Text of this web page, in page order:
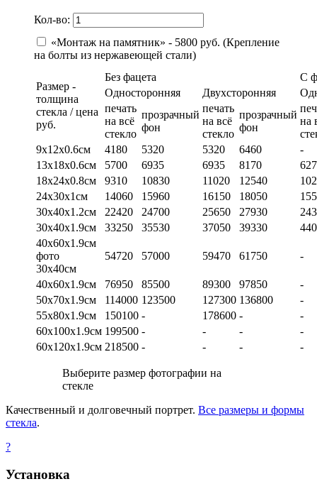
Кол-во:
«Монтаж на памятник» - 5800 руб. (Крепление
на болты из нержавеющей стали)
Размер -
толщина
стекла / цена
руб.
Без фацета
С
Односторонняя
Двухсторонняя
печать
на всё
стекло
прозрачный
фон
печать
на всё
стекло
прозрачный
фон
на
9х12х0.6см
4180 5320 5320 6460
-
13х18х0.6см
5700 6935 6935 8170
18х24х0.8см
9310 10830 11020 12540
24х30х1см
14060 15960 16150 18050
30х40х1.2см
22420 24700 25650 27930
30х40х1.9см
33250 35530 37050 39330
40х60х1.9см
фото
30х40см
54720 57000 59470 61750 -
40х60х1.9см 76950 85500 89300 97850
-
50х70х1.9см
114000 123500 127300 136800
-
55х80х1.9см
150100 - 178600 -
-
60х100х1.9см 199500 - - -
-
60х120х1.9см 218500 - - - -
Выберите размер фотографии на
стекле
Качественный и долговечный портрет. Все размеры и формы
стекла.
?
Установка